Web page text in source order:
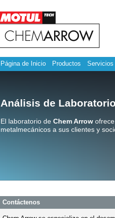
Página de Inicio Productos Servicios
Análisis de Laboratorio
El laboratorio deChem Arrow
metalmecánicos a sus clientes y
Contáctenos